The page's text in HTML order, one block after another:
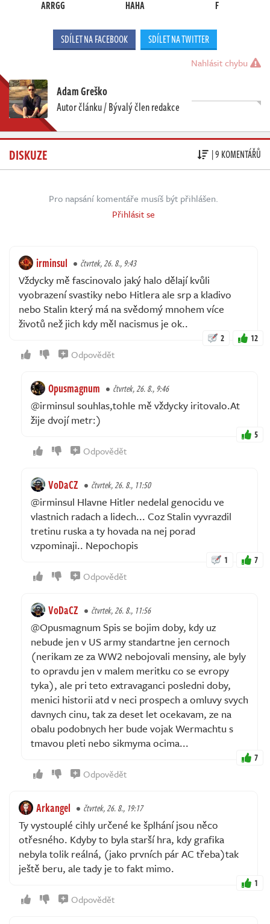
ARRGG HAHA F
SDÍLET NA FACEBOOK SDÍLET NA TWITTER
Nahlásit chybu
Adam Greško
Autor článku / Bývalý člen redakce
DISKUZE | 9 KOMENTÁŘŮ
Pro napsání komentáře musíš být přihlášen.
Přihlásit se
irminsul čtvrtek, 26. 8., 9:43
Vždycky mě fascinovalo jaký halo dělají kvůli
vyobrazení svastiky nebo Hitlera ale srp a kladivo
nebo Stalin který má na svědomý mnohem více
životů než jich kdy měl nacismus je ok..
2 12
Odpovědět
Opusmagnum čtvrtek, 26. 8., 9:46
@irminsul souhlas,tohle mě vždycky iritovalo.At
žije dvojí metr:)
5
Odpovědět
VoDaCZ čtvrtek, 26. 8., 11:50
@irminsul Hlavne Hitler nedelal genocidu ve
vlastnich radach a lidech... Coz Stalin vyvrazdil
tretinu ruska a ty hovada na nej porad
vzpominaji.. Nepochopis
1 7
Odpovědět
VoDaCZ čtvrtek, 26. 8., 11:56
@Opusmagnum Spis se bojim doby, kdy uz
nebude jen v US army standartne jen cernoch
(nerikam ze za WW2 nebojovali mensiny, ale byly
to opravdu jen v malem meritku co se evropy
tyka), ale pri teto extravaganci posledni doby,
menici historii atd v neci prospech a omluvy svych
davnych cinu, tak za deset let ocekavam, ze na
obalu podobnych her bude vojak Wermachtu s
tmavou pleti nebo sikmyma ocima...
7
Odpovědět
Arkangel čtvrtek, 26. 8., 19:17
Ty vystouplé cihly určené ke šplhání jsou něco
otřesného. Kdyby to byla starší hra, kdy grafika
nebyla tolik reálná, (jako prvních pár AC třeba)tak
ještě beru, ale tady je to fakt mimo.
1
Odpovědět